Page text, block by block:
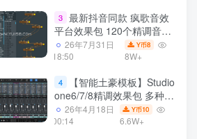
3 最新抖音同款 疯歌音效
平台效果包 120个精调音效
包+软件自带170个音效
+600个插件 带安装教程全
26年7月31日
18:50
Y币8
8W+
4
【智能土豪模板】Studio
one6/7/8精调效果包 多种效
果模式可选 声卡调试好预设
模板 带插件全套文件
26年4月18日
00:14
Y币10
6.6W+